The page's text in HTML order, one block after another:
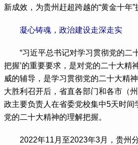
新成效，为贵州赶超跨越的“黄金十年”
凝心铸魂，政治建设走深走实
“习近平总书记对学习贯彻党的二
把握’的重要要求，是对党的二十大精
威的辅导，是学习贯彻党的二十大精神
大胜利召开后，省直各部门和各市（
政主要负责人在省委党校集中5天时间
党的二十大精神的理解把握。
2022年11月至2023年3月，贵州分